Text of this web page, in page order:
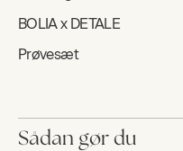
BOLIA x DETALE
Prøvesæt
Sådan gør du